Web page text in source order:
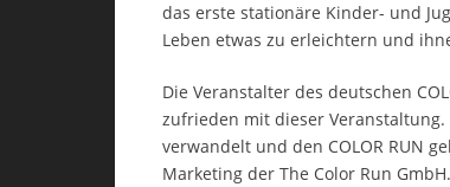
das erste stationäre Kinder- und
Leben etwas zu erleichtern und
Die Veranstalter des deutschen
zufrieden mit dieser Veranstaltung.
verwandelt und den COLOR RUN
Marketing der The Color Run GmbH.